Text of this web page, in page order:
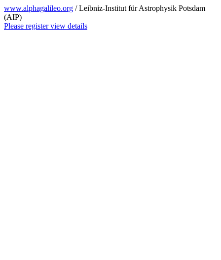
www.alphagalileo.org / Leibniz-Institut für Astrophysik Potsdam
(AIP)
Please register view details